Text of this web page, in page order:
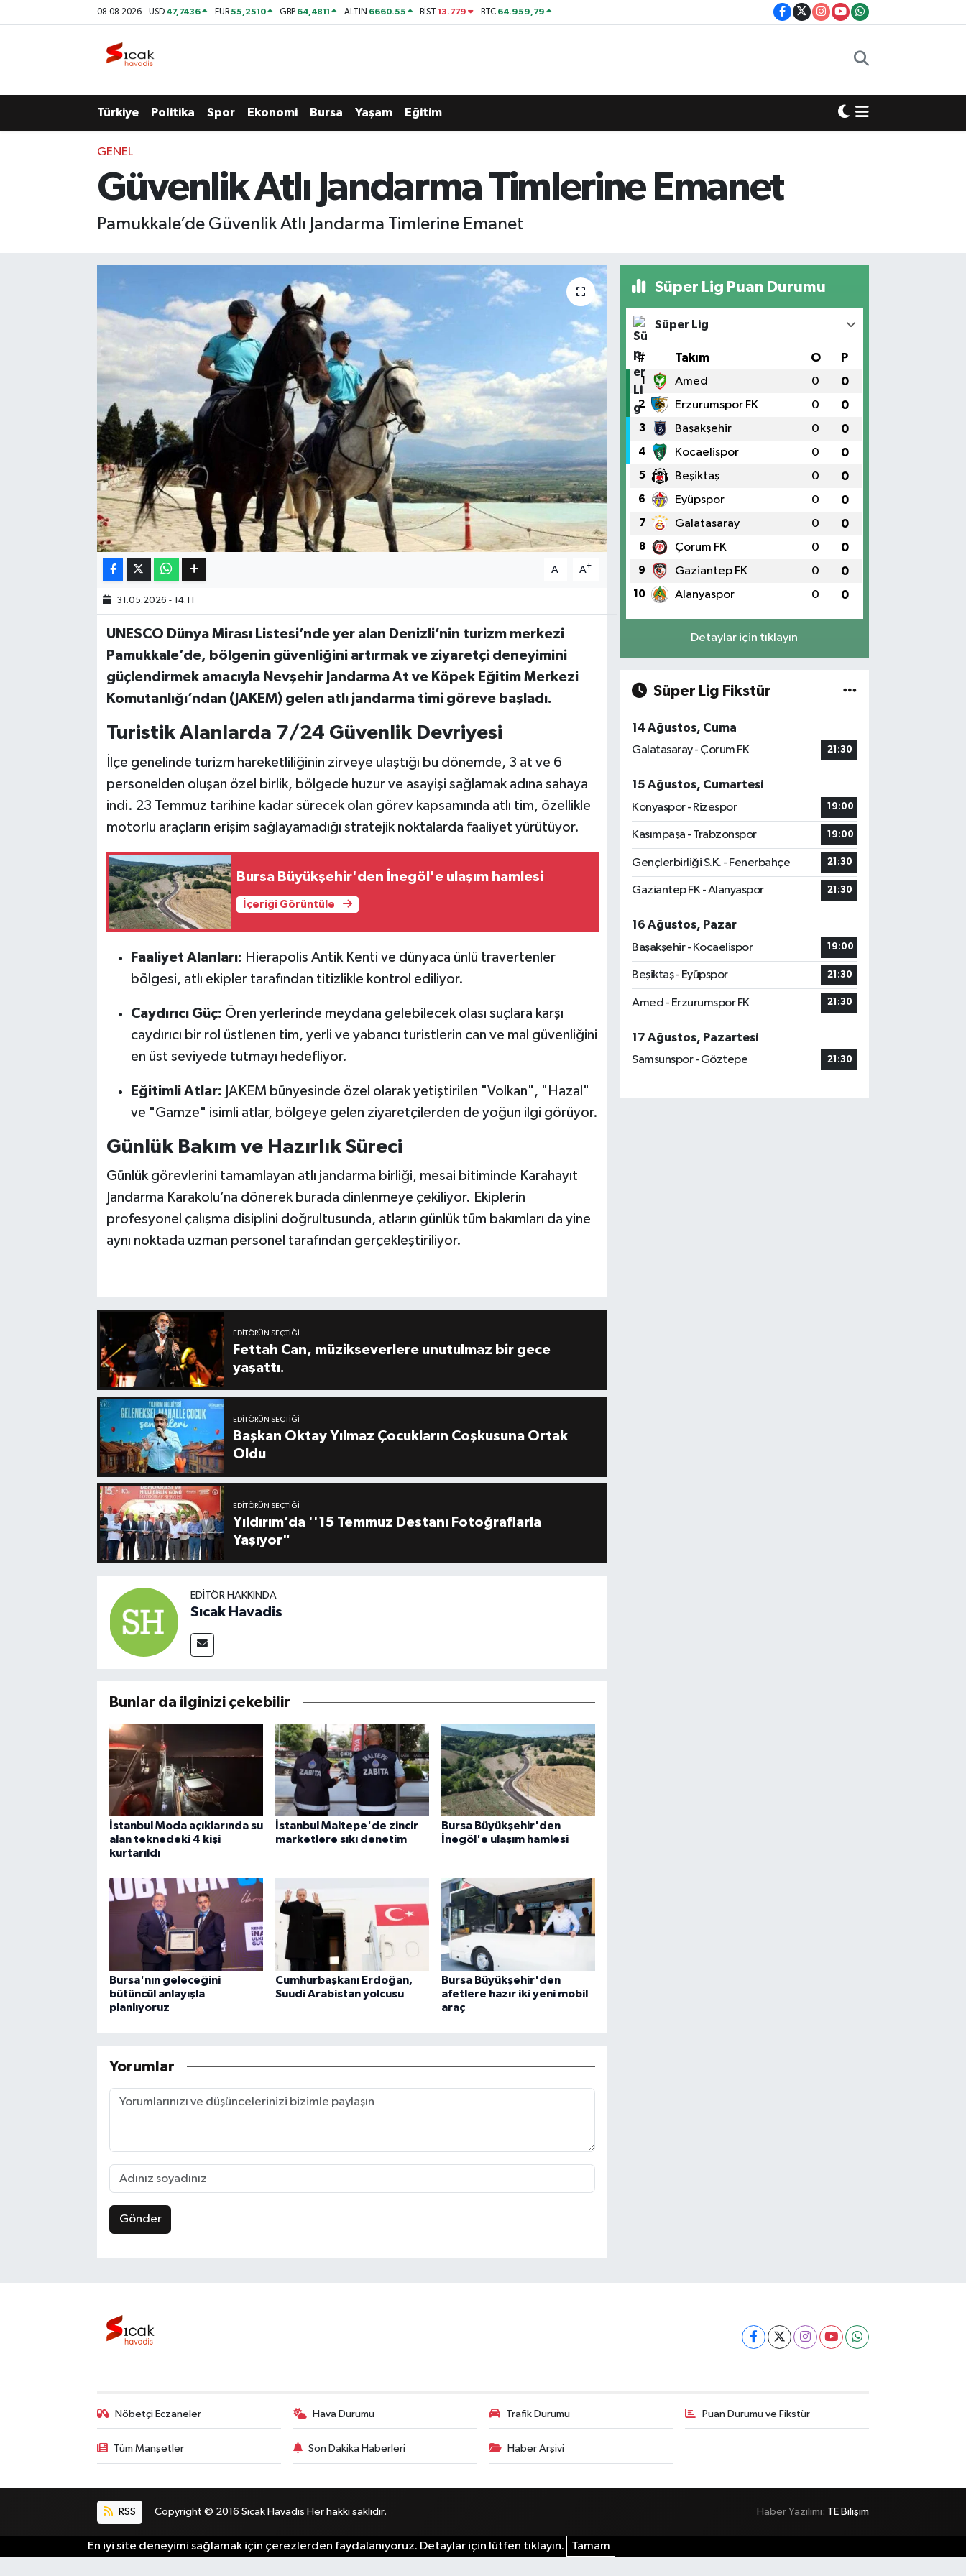
08-08-2026 USD 47,7436 EUR55,2510 GBP 64,4811 ALTIN 6660.55 BİST13.779 BTC 64.959,79
Türkiye Politika Spor Ekonomi Bursa Yaşam Eğitim
GENEL
Güvenlik Atlı Jandarma Timlerine Emanet
Pamukkale’de Güvenlik Atlı Jandarma Timlerine Emanet
A- A+
31.05.2026 - 14:11
UNESCO Dünya Mirası Listesi’nde yer alan Denizli’nin turizm merkezi
Pamukkale’de, bölgenin güvenliğini artırmak ve ziyaretçi deneyimini
güçlendirmek amacıyla Nevşehir Jandarma At ve Köpek Eğitim Merkezi
Komutanlığı’ndan (JAKEM) gelen atlı jandarma timi göreve başladı.
Turistik Alanlarda 7/24 Güvenlik Devriyesi
İlçe genelinde turizm hareketliliğinin zirveye ulaştığı bu dönemde, 3 at ve 6
personelden oluşan özel birlik, bölgede huzur ve asayişi sağlamak adına sahaya
indi. 23 Temmuz tarihine kadar sürecek olan görev kapsamında atlı tim, özellikle
motorlu araçların erişim sağlayamadığı stratejik noktalarda faaliyet yürütüyor.
Bursa Büyükşehir'den İnegöl'e ulaşım hamlesi
İçeriği Görüntüle
Faaliyet Alanları: Hierapolis Antik Kenti ve dünyaca ünlü travertenler
bölgesi, atlı ekipler tarafından titizlikle kontrol ediliyor.
Caydırıcı Güç: Ören yerlerinde meydana gelebilecek olası suçlara karşı
caydırıcı bir rol üstlenen tim, yerli ve yabancı turistlerin can ve mal güvenliğini
en üst seviyede tutmayı hedefliyor.
Eğitimli Atlar: JAKEM bünyesinde özel olarak yetiştirilen "Volkan", "Hazal"
ve "Gamze" isimli atlar, bölgeye gelen ziyaretçilerden de yoğun ilgi görüyor.
Günlük Bakım ve Hazırlık Süreci
Günlük görevlerini tamamlayan atlı jandarma birliği, mesai bitiminde Karahayıt
Jandarma Karakolu’na dönerek burada dinlenmeye çekiliyor. Ekiplerin
profesyonel çalışma disiplini doğrultusunda, atların günlük tüm bakımları da yine
aynı noktada uzman personel tarafından gerçekleştiriliyor.
EDITÖRÜN SEÇTIĞI
Fettah Can, müzikseverlere unutulmaz bir gece
yaşattı.
EDITÖRÜN SEÇTIĞI
Başkan Oktay Yılmaz Çocukların Coşkusuna Ortak
Oldu
EDITÖRÜN SEÇTIĞI
Yıldırım’da ''15 Temmuz Destanı Fotoğraflarla
Yaşıyor"
EDITÖR HAKKINDA
Sıcak Havadis
Bunlar da ilginizi çekebilir
İstanbul Moda açıklarında su
alan teknedeki 4 kişi
kurtarıldı
İstanbul Maltepe'de zincir
marketlere sıkı denetim
Bursa Büyükşehir'den
İnegöl'e ulaşım hamlesi
Bursa'nın geleceğini
bütüncül anlayışla
planlıyoruz
Cumhurbaşkanı Erdoğan,
Suudi Arabistan yolcusu
Bursa Büyükşehir'den
afetlere hazır iki yeni mobil
araç
Yorumlar
Gönder
Süper Lig Puan Durumu
Süper Lig
# Takım O P
1 Amed 0 0
2 Erzurumspor FK 0 0
3 Başakşehir 0 0
4 Kocaelispor 0 0
5 Beşiktaş 0 0
6 Eyüpspor 0 0
7 Galatasaray 0 0
8 Çorum FK 0 0
9 Gaziantep FK 0 0
10 Alanyaspor 0 0
Detaylar için tıklayın
Süper Lig Fikstür
14 Ağustos, Cuma
Galatasaray - Çorum FK
21:30
15 Ağustos, Cumartesi
Konyaspor - Rizespor
19:00
Kasımpaşa - Trabzonspor 19:00
Gençlerbirliği S.K. - Fenerbahçe 21:30
Gaziantep FK - Alanyaspor 21:30
16 Ağustos, Pazar
Başakşehir - Kocaelispor
19:00
Beşiktaş - Eyüpspor 21:30
Amed - Erzurumspor FK 21:30
17 Ağustos, Pazartesi
Samsunspor - Göztepe
21:30
Nöbetçi Eczaneler Hava Durumu Trafik Durumu Puan Durumu ve Fikstür
Tüm Manşetler Son Dakika Haberleri Haber Arşivi
RSS Copyright © 2016 Sıcak Havadis Her hakkı saklıdır. Haber Yazılımı: TE Bilişim
En iyi site deneyimi sağlamak için çerezlerden faydalanıyoruz. Detaylar için lütfen tıklayın. Tamam
Kültür & Sanat
Bilim, Teknoloji
Nöbetçi Eczaneler
Tüm Manşetler